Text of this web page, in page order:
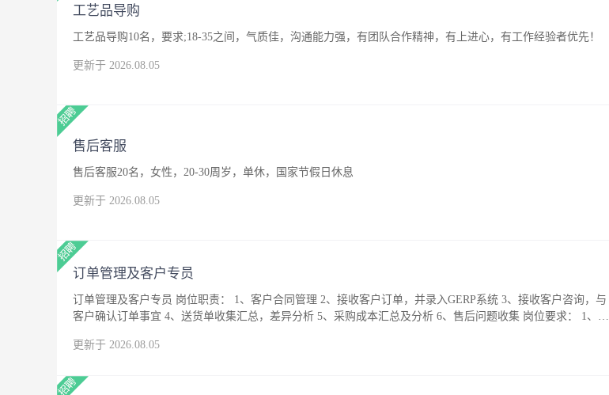
工艺品导购
工艺品导购10名，要求;18-35之间，气质佳，沟通能力强，有团队合作精神，有上进心，有工作经验者优先！
更新于 2026.08.05
售后客服
售后客服20名，女性，20-30周岁，单休，国家节假日休息
更新于 2026.08.05
订单管理及客户专员
订单管理及客户专员 岗位职责： 1、客户合同管理 2、接收客户订单，并录入GERP系统 3、接收客户咨询，与
客户确认订单事宜 4、送货单收集汇总，差异分析 5、采购成本汇总及分析 6、售后问题收集 岗位要求： 1、高
优先 工作地点：成都市郫都区 工作时间：9:00~18:00,月休4天，法定假日正常休息 工资薪金：3000~5000，提供
更新于 2026.08.05